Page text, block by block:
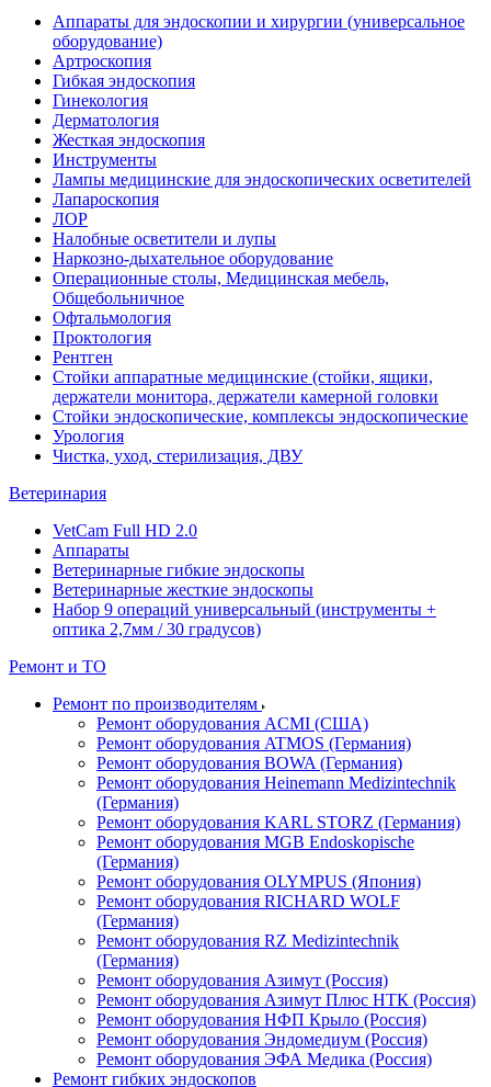
Аппараты для эндоскопии и хирургии (универсальное
оборудование)
Артроскопия
Гибкая эндоскопия
Гинекология
Дерматология
Жесткая эндоскопия
Инструменты
Лампы медицинские для эндоскопических осветителей
Лапароскопия
ЛОР
Налобные осветители и лупы
Наркозно-дыхательное оборудование
Операционные столы, Медицинская мебель,
Общебольничное
Офтальмология
Проктология
Рентген
Стойки аппаратные медицинские (стойки, ящики,
держатели монитора, держатели камерной головки
Стойки эндоскопические, комплексы эндоскопические
Урология
Чистка, уход, стерилизация, ДВУ
Ветеринария
VetCam Full HD 2.0
Аппараты
Ветеринарные гибкие эндоскопы
Ветеринарные жесткие эндоскопы
Набор 9 операций универсальный (инструменты +
оптика 2,7мм / 30 градусов)
Ремонт и ТО
Ремонт по производителям
Ремонт оборудования ACMI (США)
Ремонт оборудования ATMOS (Германия)
Ремонт оборудования BOWA (Германия)
Ремонт оборудования Heinemann Medizintechnik
(Германия)
Ремонт оборудования KARL STORZ (Германия)
Ремонт оборудования MGB Endoskopische
(Германия)
Ремонт оборудования OLYMPUS (Япония)
Ремонт оборудования RICHARD WOLF
(Германия)
Ремонт оборудования RZ Medizintechnik
(Германия)
Ремонт оборудования Азимут (Россия)
Ремонт оборудования Азимут Плюс НТК (Россия)
Ремонт оборудования НФП Крыло (Россия)
Ремонт оборудования Эндомедиум (Россия)
Ремонт оборудования ЭФА Медика (Россия)
Ремонт гибких эндоскопов